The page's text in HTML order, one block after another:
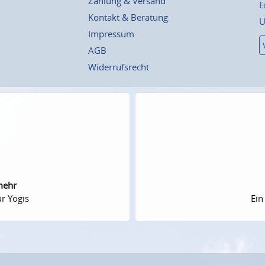
Kontakt & Beratung
Impressum
AGB
Widerrufsrecht
Yogis